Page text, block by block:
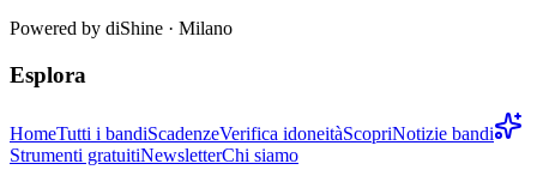
Powered by diShine · Milano
Esplora
HomeTutti i bandiScadenzeVerifica idoneitàScopriNotizie bandi
Strumenti gratuitiNewsletterChi siamo